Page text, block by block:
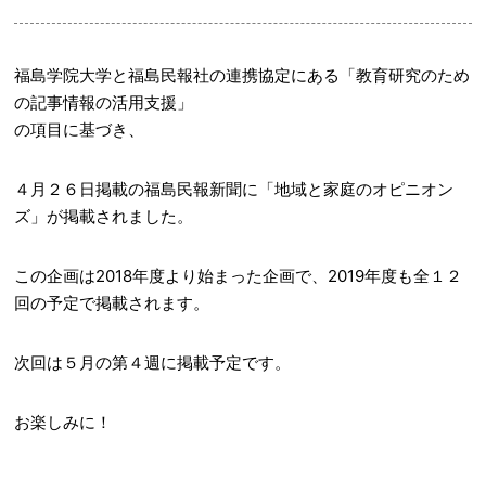
福島学院大学と福島民報社の連携協定にある「教育研究のため
の記事情報の活用支援」
の項目に基づき、
４月２６日掲載の福島民報新聞に「地域と家庭のオピニオン
ズ」が掲載されました。
この企画は2018年度より始まった企画で、2019年度も全１２
回の予定で掲載されます。
次回は５月の第４週に掲載予定です。
お楽しみに！